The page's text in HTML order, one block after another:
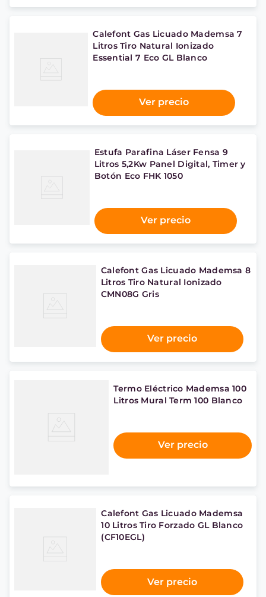
Calefont Gas Licuado Mademsa 7
Litros Tiro Natural Ionizado
Essential 7 Eco GL Blanco
Ver precio
Estufa Parafina Láser Fensa 9
Litros 5,2Kw Panel Digital, Timer y
Botón Eco FHK 1050
Ver precio
Calefont Gas Licuado Mademsa 8
Litros Tiro Natural Ionizado
CMN08G Gris
Ver precio
Termo Eléctrico Mademsa 100
Litros Mural Term 100 Blanco
Ver precio
Calefont Gas Licuado Mademsa
10 Litros Tiro Forzado GL Blanco
(CF10EGL)
Ver precio